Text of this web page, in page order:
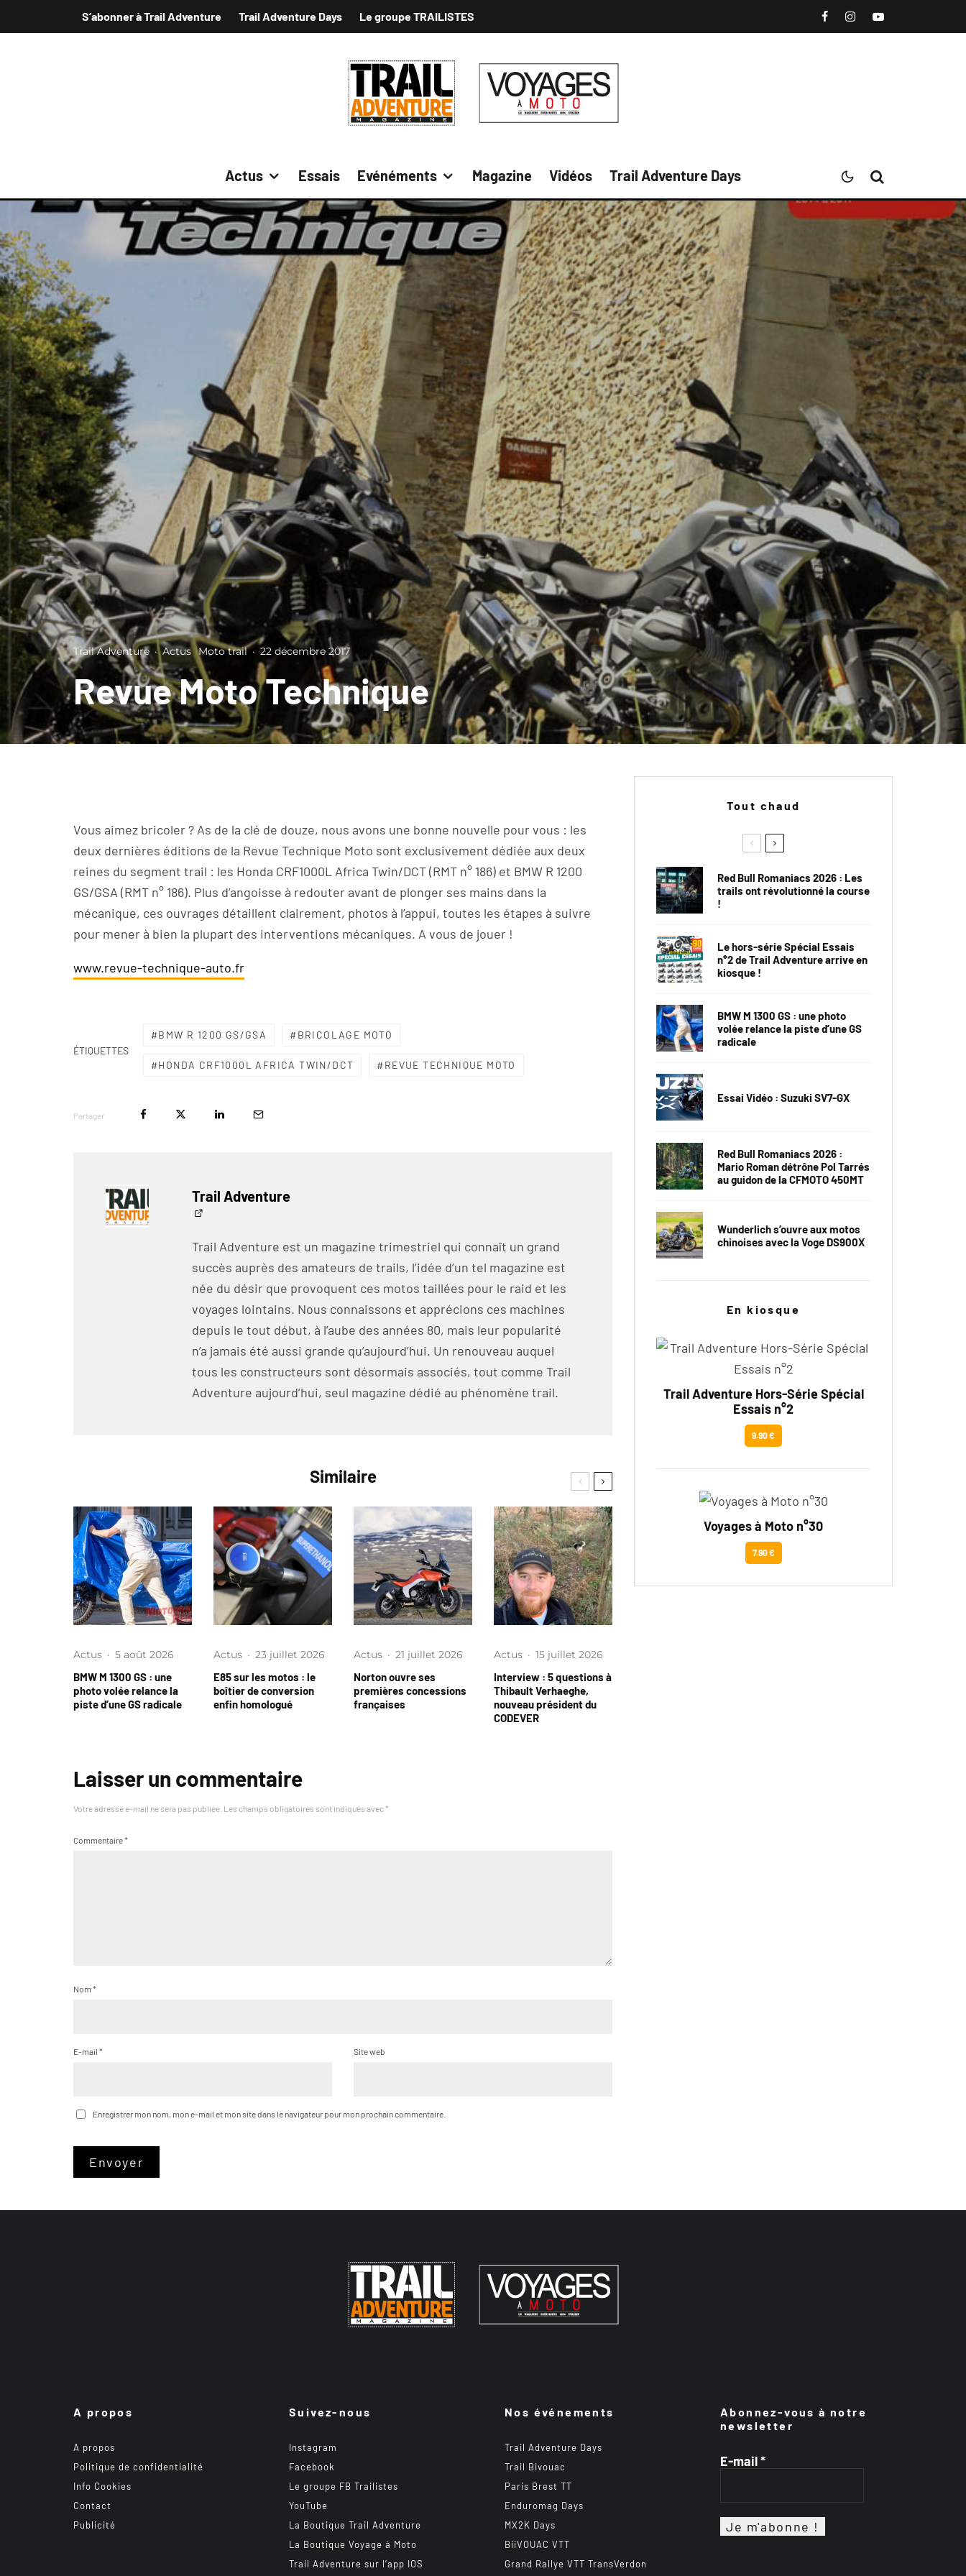
S’abonner à Trail Adventure Trail Adventure Days Le groupe TRAILISTES
Actus Essais Evénéments Magazine Vidéos Trail Adventure Days
Trail Adventure · Actus Moto trail · 22 décembre 2017
Revue Moto Technique
Vous aimez bricoler ? As de la clé de douze, nous avons une bonne nouvelle pour vous : les
deux dernières éditions de la Revue Technique Moto sont exclusivement dédiée aux deux
reines du segment trail : les Honda CRF1000L Africa Twin/DCT (RMT n° 186) et BMW R 1200
GS/GSA (RMT n° 186). Plus d’angoisse à redouter avant de plonger ses mains dans la
mécanique, ces ouvrages détaillent clairement, photos à l’appui, toutes les étapes à suivre
pour mener à bien la plupart des interventions mécaniques. A vous de jouer !
www.revue-technique-auto.fr
ÉTIQUETTES
BMW R 1200 GS/GSA BRICOLAGE MOTO
HONDA CRF1000L AFRICA TWIN/DCT REVUE TECHNIQUE MOTO
Partager
Trail Adventure
Trail Adventure est un magazine trimestriel qui connaît un grand
succès auprès des amateurs de trails, l’idée d’un tel magazine est
née du désir que provoquent ces motos taillées pour le raid et les
voyages lointains. Nous connaissons et apprécions ces machines
depuis le tout début, à l’aube des années 80, mais leur popularité
n’a jamais été aussi grande qu’aujourd’hui. Un renouveau auquel
tous les constructeurs sont désormais associés, tout comme Trail
Adventure aujourd’hui, seul magazine dédié au phénomène trail.
Similaire
Actus · 5 août 2026
BMW M 1300 GS : une
photo volée relance la
piste d’une GS radicale
Actus · 23 juillet 2026
E85 sur les motos : le
boîtier de conversion
enfin homologué
Actus · 21 juillet 2026
Norton ouvre ses
premières concessions
françaises
Actus · 15 juillet 2026
Interview : 5 questions à
Thibault Verhaeghe,
nouveau président du
CODEVER
Laisser un commentaire
Votre adresse e-mail ne sera pas publiée. Les champs obligatoires sont indiqués avec *
Commentaire*
Nom *
E-mail * Site web
Enregistrer mon nom, mon e-mail et mon site dans le navigateur pour mon prochain commentaire.
Tout chaud
Red Bull Romaniacs 2026 : Les
trails ont révolutionné la course
!
Le hors-série Spécial Essais
n°2 de Trail Adventure arrive en
kiosque !
BMW M 1300 GS : une photo
volée relance la piste d’une GS
radicale
Essai Vidéo : Suzuki SV7-GX
Red Bull Romaniacs 2026 :
Mario Roman détrône Pol Tarrés
au guidon de la CFMOTO 450MT
Wunderlich s’ouvre aux motos
chinoises avec la Voge DS900X
En kiosque
Trail Adventure Hors-Série Spécial
Essais n°2
9.90 €
Voyages à Moto n°30
7.90 €
A propos
A propos
Politique de confidentialité
Info Cookies
Contact
Publicité
Suivez-nous
Instagram
Facebook
Le groupe FB Trailistes
YouTube
La Boutique Trail Adventure
La Boutique Voyage à Moto
Trail Adventure sur l’app IOS
Nos événements
Trail Adventure Days
Trail Bivouac
Paris Brest TT
Enduromag Days
MX2K Days
BiiVOUAC VTT
Grand Rallye VTT TransVerdon
Abonnez-vous à notre
newsletter
E-mail*